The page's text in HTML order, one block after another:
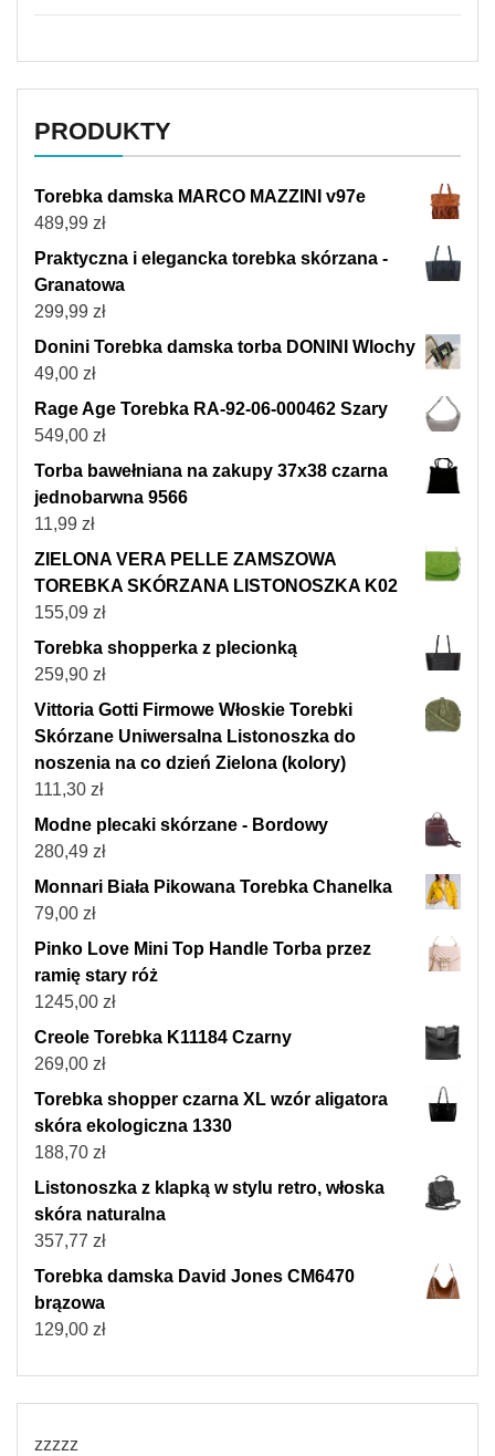
PRODUKTY
Torebka damska MARCO MAZZINI v97e
489,99 zł
Praktyczna i elegancka torebka skórzana -
Granatowa
299,99 zł
Donini Torebka damska torba DONINI Wlochy
49,00 zł
Rage Age Torebka RA-92-06-000462 Szary
549,00 zł
Torba bawełniana na zakupy 37x38 czarna
jednobarwna 9566
11,99 zł
ZIELONA VERA PELLE ZAMSZOWA
TOREBKA SKÓRZANA LISTONOSZKA K02
155,09 zł
Torebka shopperka z plecionką
259,90 zł
Vittoria Gotti Firmowe Włoskie Torebki
Skórzane Uniwersalna Listonoszka do
noszenia na co dzień Zielona (kolory)
111,30 zł
Modne plecaki skórzane - Bordowy
280,49 zł
Monnari Biała Pikowana Torebka Chanelka
79,00 zł
Pinko Love Mini Top Handle Torba przez
ramię stary róż
1245,00 zł
Creole Torebka K11184 Czarny
269,00 zł
Torebka shopper czarna XL wzór aligatora
skóra ekologiczna 1330
188,70 zł
Listonoszka z klapką w stylu retro, włoska
skóra naturalna
357,77 zł
Torebka damska David Jones CM6470
brązowa
129,00 zł
zzzzz